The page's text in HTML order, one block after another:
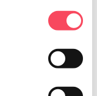
stronie sklepu?